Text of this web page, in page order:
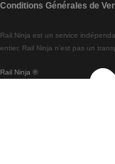
Rail Ninja ®
Rail.Ninja est un service
entier. Rail Ninja n'est pas un
Conditions Générales de